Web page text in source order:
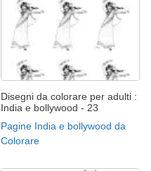
Disegni da colorare per adulti :
India e bollywood - 23
Pagine India e bollywood da
Colorare